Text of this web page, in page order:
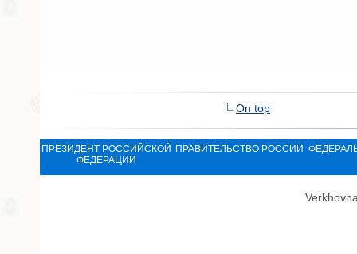
On top
ПРЕЗИДЕНТ РОССИЙСКОЙ
ФЕДЕРАЦИИ
ПРАВИТЕЛЬСТВО РОССИИ